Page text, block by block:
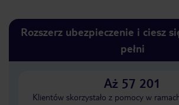
Rozszerz ubezpieczenie i ciesz
pełni
Aż 57 201
Klientów skorzystało z pomocy w